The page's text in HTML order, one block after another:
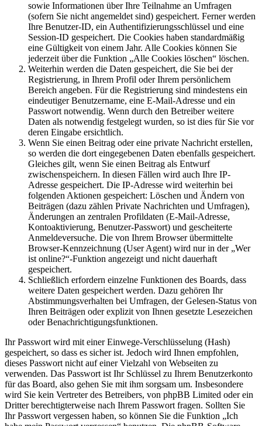
sowie Informationen über Ihre Teilnahme an Umfragen
(sofern Sie nicht angemeldet sind) gespeichert. Ferner werden
Ihre Benutzer-ID, ein Authentifizierungsschlüssel und eine
Session-ID gespeichert. Die Cookies haben standardmäßig
eine Gültigkeit von einem Jahr. Alle Cookies können Sie
jederzeit über die Funktion „Alle Cookies löschen“ löschen.
Weiterhin werden die Daten gespeichert, die Sie bei der
Registrierung, in Ihrem Profil oder Ihrem persönlichem
Bereich angeben. Für die Registrierung sind mindestens ein
eindeutiger Benutzername, eine E-Mail-Adresse und ein
Passwort notwendig. Wenn durch den Betreiber weitere
Daten als notwendig festgelegt wurden, so ist dies für Sie vor
deren Eingabe ersichtlich.
Wenn Sie einen Beitrag oder eine private Nachricht erstellen,
so werden die dort eingegebenen Daten ebenfalls gespeichert.
Gleiches gilt, wenn Sie einen Beitrag als Entwurf
zwischenspeichern. In diesen Fällen wird auch Ihre IP-
Adresse gespeichert. Die IP-Adresse wird weiterhin bei
folgenden Aktionen gespeichert: Löschen und Ändern von
Beiträgen (dazu zählen Private Nachrichten und Umfragen),
Änderungen an zentralen Profildaten (E-Mail-Adresse,
Kontoaktivierung, Benutzer-Passwort) und gescheiterte
Anmeldeversuche. Die von Ihrem Browser übermittelte
Browser-Kennzeichnung (User Agent) wird nur in der „Wer
ist online?“-Funktion angezeigt und nicht dauerhaft
gespeichert.
Schließlich erfordern einzelne Funktionen des Boards, dass
weitere Daten gespeichert werden. Dazu gehören Ihr
Abstimmungsverhalten bei Umfragen, der Gelesen-Status von
Ihren Beiträgen oder explizit von Ihnen gesetzte Lesezeichen
oder Benachrichtigungsfunktionen.
Ihr Passwort wird mit einer Einwege-Verschlüsselung (Hash)
gespeichert, so dass es sicher ist. Jedoch wird Ihnen empfohlen,
dieses Passwort nicht auf einer Vielzahl von Webseiten zu
verwenden. Das Passwort ist Ihr Schlüssel zu Ihrem Benutzerkonto
für das Board, also gehen Sie mit ihm sorgsam um. Insbesondere
wird Sie kein Vertreter des Betreibers, von phpBB Limited oder ein
Dritter berechtigterweise nach Ihrem Passwort fragen. Sollten Sie
Ihr Passwort vergessen haben, so können Sie die Funktion „Ich